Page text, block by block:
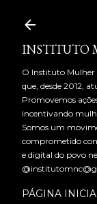
INSTITUTO
O Instituto Mulher
que, desde 2012,
Promovemos
incentivando
Somos um
comprometido
e digital do povo
PÁGINA